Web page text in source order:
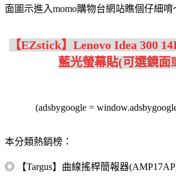
面圖示進入momo購物台網站瞧個仔細唷
【EZstick】Lenovo Idea 300
藍光螢幕貼(可選鏡面
(adsbygoogle =
本分類熱銷榜：
◎ 【Targus】曲線搖桿簡報器